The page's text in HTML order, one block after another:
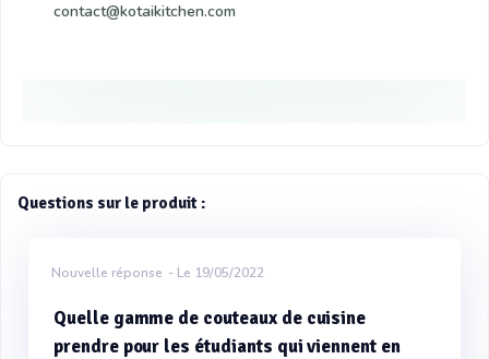
contact@kotaikitchen.com
Questions sur le produit :
Nouvelle réponse - Le 19/05/2022
Quelle gamme de couteaux de cuisine
prendre pour les étudiants qui viennent en